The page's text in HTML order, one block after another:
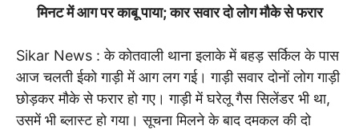
मिनट में आग पर काबू पाया; कार सवार दो लोग मौके से फरार
Sikar News : के कोतवाली थाना इलाके में बहड़ सर्किल के पास
आज चलती ईको गाड़ी में आग लग गई। गाड़ी सवार दोनों लोग गाड़ी
छोड़कर मौके से फरार हो गए। गाड़ी में घरेलू गैस सिलेंडर भी था,
उसमें भी ब्लास्ट हो गया। सूचना मिलने के बाद दमकल की दो